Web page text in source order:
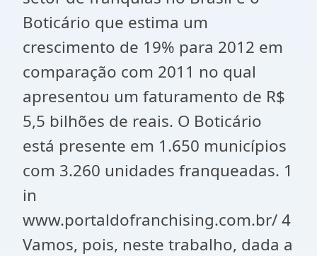
Boticário que estima um
crescimento de 19% para 2012 em
comparação com 2011 no qual
apresentou um faturamento de R$
5,5 bilhões de reais. O Boticário
está presente em 1.650 municípios
com 3.260 unidades franqueadas. 1
in
www.portaldofranchising.com.br/ 4
Vamos, pois, neste trabalho, dada a